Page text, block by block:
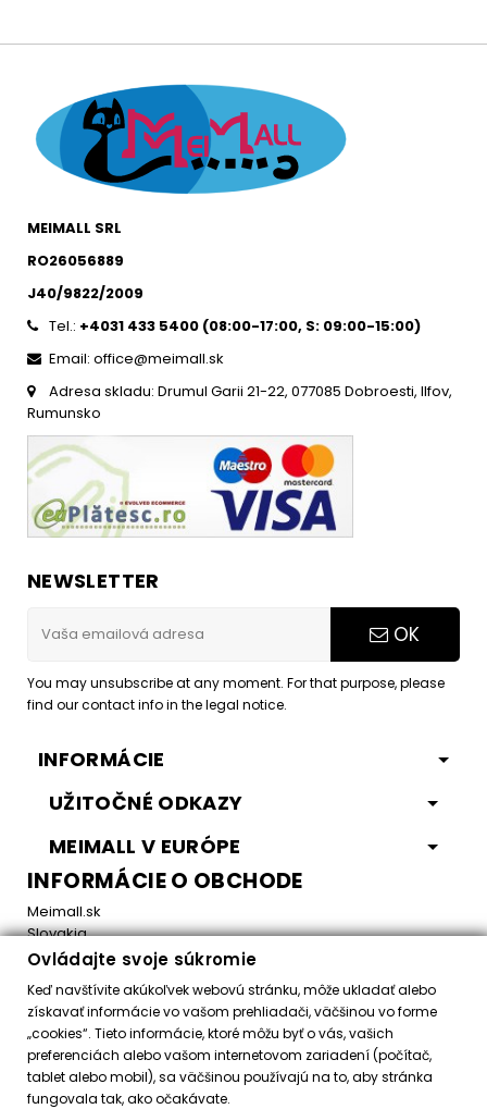
MEIMALL SRL
RO26056889
J40/9822/2009
Tel.: +4031 433 5400 (08:00-17:00, S: 09:00-15:00)
Email: office@meimall.sk
Adresa skladu: Drumul Garii 21-22, 077085 Dobroesti, Ilfov,
Rumunsko
NEWSLETTER
OK
You may unsubscribe at any moment. For that purpose, please
find our contact info in the legal notice.
INFORMÁCIE
UŽITOČNÉ ODKAZY
MEIMALL V EURÓPE
INFORMÁCIE O OBCHODE
Meimall.sk
Slovakia
Email:office@meimall.sk
Control your Privacy
Ovládajte svoje súkromie
Keď navštívite akúkoľvek webovú stránku, môže ukladať alebo
získavať informácie vo vašom prehliadači, väčšinou vo forme
„cookies“. Tieto informácie, ktoré môžu byť o vás, vašich
preferenciách alebo vašom internetovom zariadení (počítač,
tablet alebo mobil), sa väčšinou používajú na to, aby stránka
fungovala tak, ako očakávate.